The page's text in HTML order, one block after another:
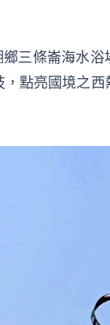
三條崙海水
點亮國境之